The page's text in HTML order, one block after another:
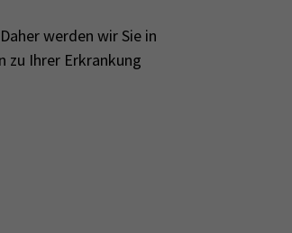
werden wir Sie in
zu Ihrer Erkrankung